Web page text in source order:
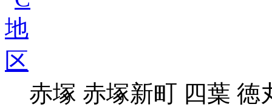
赤塚 赤塚新町 四葉 徳